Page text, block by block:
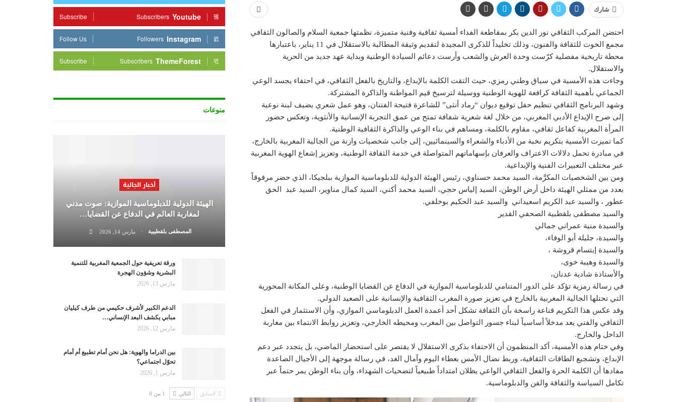
شارك
احتضن المركب الثقافي نور الدين بكر بمقاطعة الفداء أمسية ثقافية وفنية متميزة، نظمتها جمعية السلام والصالون الثقافي
مجمع الخوت للثقافة والفنون، وذلك تخليداً للذكرى المجيدة لتقديم وثيقة المطالبة بالاستقلال في 11 يناير، باعتبارها
محطة تاريخية مفصلية كرّست وحدة العرش والشعب وأرست دعائم السيادة الوطنية وبداية عهد جديد من الحرية
والاستقلال.
وجاءت هذه الأمسية في سياق وطني رمزي، حيث التقت الكلمة بالإبداع، والتاريخ بالفعل الثقافي، في احتفاء يجسد الوعي
الجماعي بأهمية الثقافة كرافعة للهوية الوطنية ووسيلة لترسيخ قيم المواطنة والذاكرة المشتركة.
وشهد البرنامج الثقافي تنظيم حفل توقيع ديوان “رماد أنثى” للشاعرة فتيحة الفتنان، وهو عمل شعري يضيف لبنة نوعية
إلى صرح الإبداع الأدبي المغربي، من خلال لغة شعرية شفافة تمتح من عمق التجربة الإنسانية والأنثوية، وتعكس حضور
المرأة المغربية كفاعل ثقافي، مقاوم بالكلمة، ومساهم في بناء الوعي والذاكرة الثقافية الوطنية.
كما تميزت الأمسية بتكريم نخبة من الأدباء والشعراء والسينمائيين، إلى جانب شخصيات وازنة من الجالية المغربية بالخارج،
في مبادرة تحمل دلالات الاعتراف والعرفان بإسهاماتهم المتواصلة في خدمة الثقافة الوطنية، وتعزيز إشعاع الهوية المغربية
عبر مختلف التعبيرات الفنية والإبداعية.
ومن بين الشخصيات المكرَّمة، السيد محمد حسناوي، رئيس الهيئة الدولية للدبلوماسية الموازية ببلجيكا، الذي حضر مرفوقاً
بعدد من ممثلي الهيئة داخل أرض الوطن، السيد إلياس حجي، السيد محمد أكني، السيد كمال مناوير، السيد عبد الحق
عطور ، والسيد عبد الكريم اسعيداني والسيد عبد الحكيم بوخلفي.
والسيد مصطفى بلقطبية الصحفي القدير
والسيدة منية عمراني جمالي
والسيدة، جليلة أبو الوفاء،
والسيدة إبتسام قروشة ،
والسيدة وهيبة خوى،
والأستاذة شادية عدنان،
في رسالة رمزية تؤكد على الدور المتنامي للدبلوماسية الموازية في الدفاع عن القضايا الوطنية، وعلى المكانة المحورية
التي تحتلها الجالية المغربية بالخارج في تعزيز صورة المغرب الثقافية والإنسانية على الصعيد الدولي.
وقد عكس هذا التكريم قناعة راسخة بأن الثقافة تشكل أحد أعمدة العمل الدبلوماسي الموازي، وأن الاستثمار في الفعل
الثقافي والفني يعد مدخلاً أساسياً لبناء جسور التواصل بين المغرب ومحيطه الخارجي، وتعزيز روابط الانتماء بين مغاربة
الداخل والخارج.
وفي ختام هذه الأمسية، أكد المنظمون أن الاحتفاء بذكرى الاستقلال لا يقتصر على استحضار الماضي، بل يتجدد عبر دعم
الإبداع، وتشجيع الطاقات الثقافية، وربط نضال الأمس بعطاء اليوم وآمال الغد، في رسالة موجهة إلى الأجيال الصاعدة
مفادها أن الكلمة الحرة والفعل الثقافي الواعي يظلان امتداداً طبيعياً لتضحيات الشهداء، وأن بناء الوطن يمر حتماً عبر
تكامل السياسة والثقافة والفن والدبلوماسية.
Youtube
Subscribers
Subscribe
Instagram
Followers
Follow Us
ThemeForest
Subscribers
Subscribe
منوعات
أخبار الجالية
الهيئة الدولية للدبلوماسية الموازية: صوت مدني
لمغاربة العالم في الدفاع عن القضايا…
المصطفى بلقطيبية مارس 14, 2026
ورقة تعريفية حول الجمعية المغربية للتنمية
البشرية وشؤون الهجرة
مارس 13, 2026
الدعم الكبير لأشرف حكيمي من طرف كيليان
مبابي يكشف البعد الإنساني…
مارس 12, 2026
بين الدراما والهوية: هل نحن أمام تطبيع أم أمام
تحوّل اجتماعي؟
مارس 1, 2026
السابق التالي 1 من 8